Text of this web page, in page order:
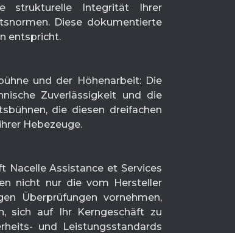
strukturelle Integrität Ihrer
Diese dokumentierte
entspricht.
und der Höhenarbeit: Die
Zuverlässigkeit und die
die diesen dreifachen
Hebezeuge.
Nacelle Assistance et Services
nicht nur die vom Hersteller
Überprüfungen vornehmen,
sich auf Ihr Kerngeschäft zu
und Leistungsstandards